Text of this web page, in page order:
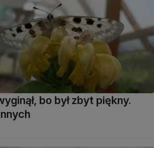
bo był zbyt piękny.